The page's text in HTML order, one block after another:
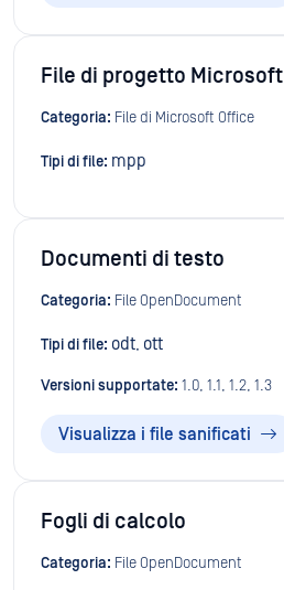
File di progetto Microsoft
Categoria: File di Microsoft Office
Tipi di file: mpp
Documenti di testo
Categoria: File OpenDocument
Tipi di file: odt, ott
Versioni supportate: 1.0, 1.1, 1.2, 1.3
Visualizza i file sanificati
Fogli di calcolo
Categoria: File OpenDocument